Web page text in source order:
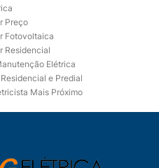
Preço
Fotovoltaica
Residencial
Elétrica
e Predial
Mais Próximo